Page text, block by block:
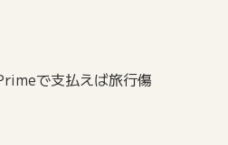
で支払えば旅行傷